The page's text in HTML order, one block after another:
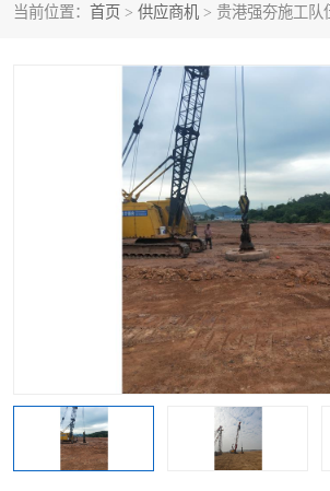
当前位置： 首页 > 供应商机 > 贵港强夯施工队